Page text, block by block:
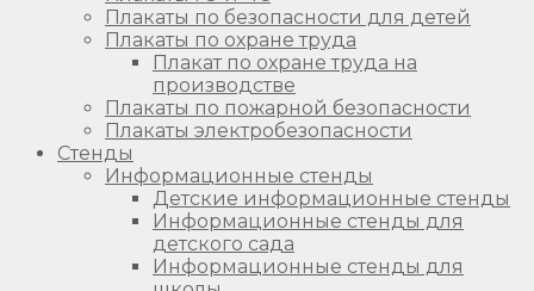
Плакаты по безопасности для детей
Плакаты по охране труда
Плакат по охране труда на
производстве
Плакаты по пожарной безопасности
Плакаты электробезопасности
Стенды
Информационные стенды
Детские информационные стенды
Информационные стенды для
детского сада
Информационные стенды для